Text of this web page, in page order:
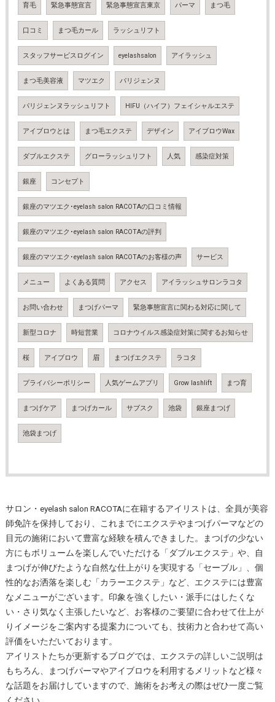
育毛 緊急事態宣言 緊急事態宣言東京 パーマ まつ毛
口コミ まつ毛カール ラッシュリフト
スタッフサービスログイン eyelashsalon アイラッシュ
まつ毛美容液 マツエク パリジェンヌ
パリジェンヌラッシュリフト HIFU（ハイフ）フェイシャルエステ
アイブロウとは まつ毛エクステ デザイン アイブロウWax
ダブルエクステ グローラッシュリフト 人気 感染症対策
銀座 コンセプト
銀座のマツエク･eyelash salon RACOTAの口コミ情報
銀座のマツエク･eyelash salon RACOTAの評判
銀座のマツエク･eyelash salon RACOTAのお客様の声 サービス
メニュー よくある質問 アクセス アイラッシュサロンラコタ
お問い合わせ まつげパーマ 緊急事態宣言に関わる対応に関して
新型コロナ 時短営業 コロナウイルス感染症対策に関するお知らせ
桜 アイブロウ 眉 まつげエクステ ラコタ
プライバシーポリシー 人気ゲームアプリ Grow lashlift まつ育
まつげケア まつげカール サブスク 池袋 銀座まつげ
池袋まつげ
サロン・eyelash salon RACOTAに在籍するアイリストは、全員が美容
師免許を保持しており、これまでにエクステやまつげパーマなどの
目元の施術において豊富な経験を積んできました。まつげの少ない
方にもボリュームを楽しんでいただける「ダブルエクステ」や、自
まつげが伸びたような自然な仕上がりを実現する「セーブル」、個
性的なお洒落を楽しむ「カラーエクステ」など、エクステには豊富
なメニューがございます。印象を強くしたい・派手にはしたくな
い・さり気なく主張したいなど、お客様のご要望に合わせて仕上が
りイメージをご案内する提案力についても、技術力と合わせて高い
評価をいただいております。
アイリストたちが更新するブログでは、エクステの詳しいご説明は
もちろん、まつげパーマやアイブロウを利用するメリットなど様々
な話題をお届けしていますので、施術をお考えの際はぜひ一度ご覧